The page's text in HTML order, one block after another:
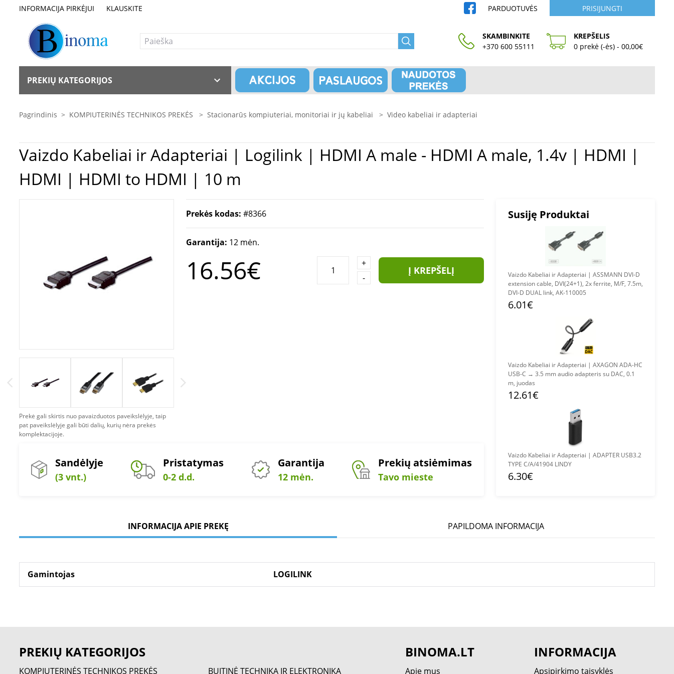
INFORMACIJA PIRKĖJUI KLAUSKITE PARDUOTUVĖS PRISIJUNGTI
SKAMBINKITE
+370 600 55111
KREPŠELIS
0 prekė (-ės) - 00,00€
PREKIŲ KATEGORIJOS
Pagrindinis > KOMPIUTERINĖS TECHNIKOS PREKĖS > Stacionarūs kompiuteriai, monitoriai ir jų kabeliai > Video kabeliai ir adapteriai
Vaizdo Kabeliai ir Adapteriai | Logilink | HDMI A male - HDMI A male, 1.4v | HDMI |
HDMI | HDMI to HDMI | 10 m
Prekė gali skirtis nuo pavaizduotos paveikslėlyje, taip
pat paveikslėlyje gali būti dalių, kurių nėra prekės
komplektacijoje.
Prekės kodas: #8366
Garantija: 12 mėn.
16.56€
+
-
Į KREPŠELĮ
Sandėlyje
(3 vnt.)
Pristatymas
0-2 d.d.
Garantija
12 mėn.
Prekių atsiėmimas
Tavo mieste
Susiję Produktai
Vaizdo Kabeliai ir Adapteriai | ASSMANN DVI-D
extension cable, DVI(24+1), 2x ferrite, M/F, 7.5m,
DVI-D DUAL link, AK-110005
6.01€
Vaizdo Kabeliai ir Adapteriai | AXAGON ADA-HC
USB-C → 3.5 mm audio adapteris su DAC, 0.1
m, juodas
12.61€
Vaizdo Kabeliai ir Adapteriai | ADAPTER USB3.2
TYPE C/A/41904 LINDY
6.30€
INFORMACIJA APIE PREKĘ PAPILDOMA INFORMACIJA
Gamintojas LOGILINK
PREKIŲ KATEGORIJOS
KOMPIUTERINĖS TECHNIKOS PREKĖS BUITINĖ TECHNIKA IR ELEKTRONIKA
BINOMA.LT
Apie mus
INFORMACIJA
Apsipirkimo taisyklės